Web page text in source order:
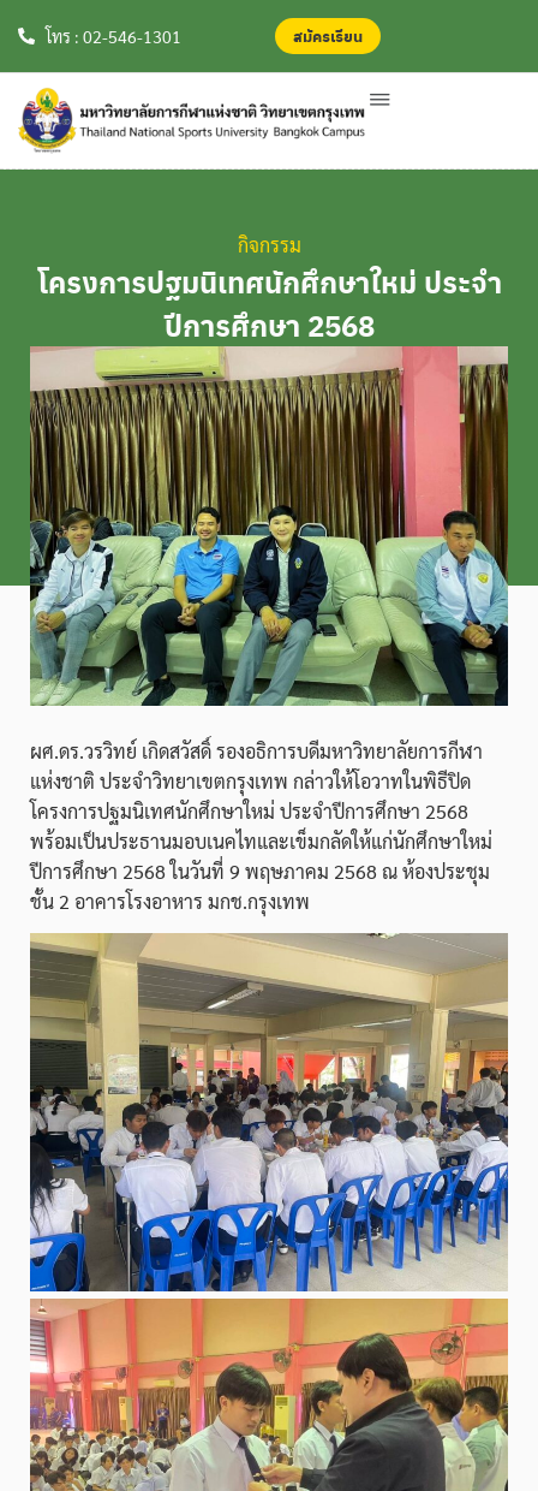
โทร : 02-546-1301 สมัครเรียน
กิจกรรม
โครงการปฐมนิเทศนักศึกษาใหม่ ประจำ
ปีการศึกษา 2568
ผศ.ดร.วรวิทย์ เกิดสวัสดิ์ รองอธิการบดีมหาวิทยาลัยการกีฬา
แห่งชาติ ประจำวิทยาเขตกรุงเทพ กล่าวให้โอวาทในพิธีปิด
โครงการปฐมนิเทศนักศึกษาใหม่ ประจำปีการศึกษา 2568
พร้อมเป็นประธานมอบเนคไทและเข็มกลัดให้แก่นักศึกษาใหม่
ปีการศึกษา 2568 ในวันที่ 9 พฤษภาคม 2568 ณ ห้องประชุม
ชั้น 2 อาคารโรงอาหาร มกช.กรุงเทพ